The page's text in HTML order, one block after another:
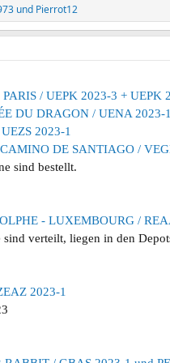
und Pierrot12
/ UEPK 2023-3 + UEPK
DU DRAGON / UENA 2023-
2023-1
DE SANTIAGO /
sind bestellt.
- LUXEMBOURG /
sind verteilt, liegen in den
2023-1